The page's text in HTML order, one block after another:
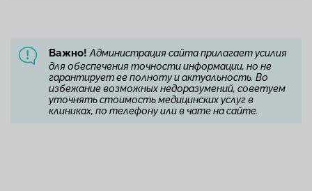
Важно! Администрация сайта прилагает усилия
для обеспечения точности информации, но не
гарантирует ее полноту и актуальность. Во
избежание возможных недоразумений, советуем
уточнять стоимость медицинских услуг в
клиниках, по телефону или в чате на сайте.